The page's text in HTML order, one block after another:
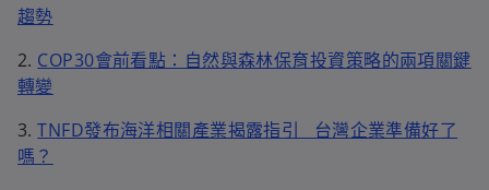
趨勢
2. COP30會前看點：自然與森林保育投資策略的兩項關鍵
轉變
3.TNFD發布海洋相關產業揭露指引 台灣企業準備好了
嗎？